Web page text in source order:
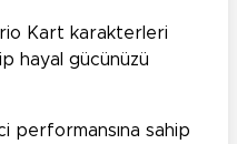
Kart karakterleri
hayal gücünüzü
performansına sahip